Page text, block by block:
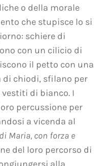
o della morale
che stupisce lo si
schiere di
con un cilicio di
il petto con una
di chiodi, sfilano per
di bianco. I
percussione per
a vicenda al
Maria, con forza e
del loro percorso di